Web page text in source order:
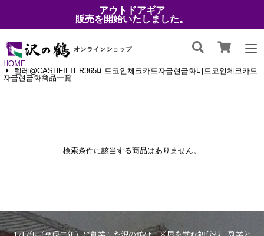
アウトドアギア
販売を開始いたしました。
HOME
텔레@CASHFILTER365비트코인체크카드자금현금화비트코인체크카드
자금현금화商品一覧
検索条件に該当する商品はありません。